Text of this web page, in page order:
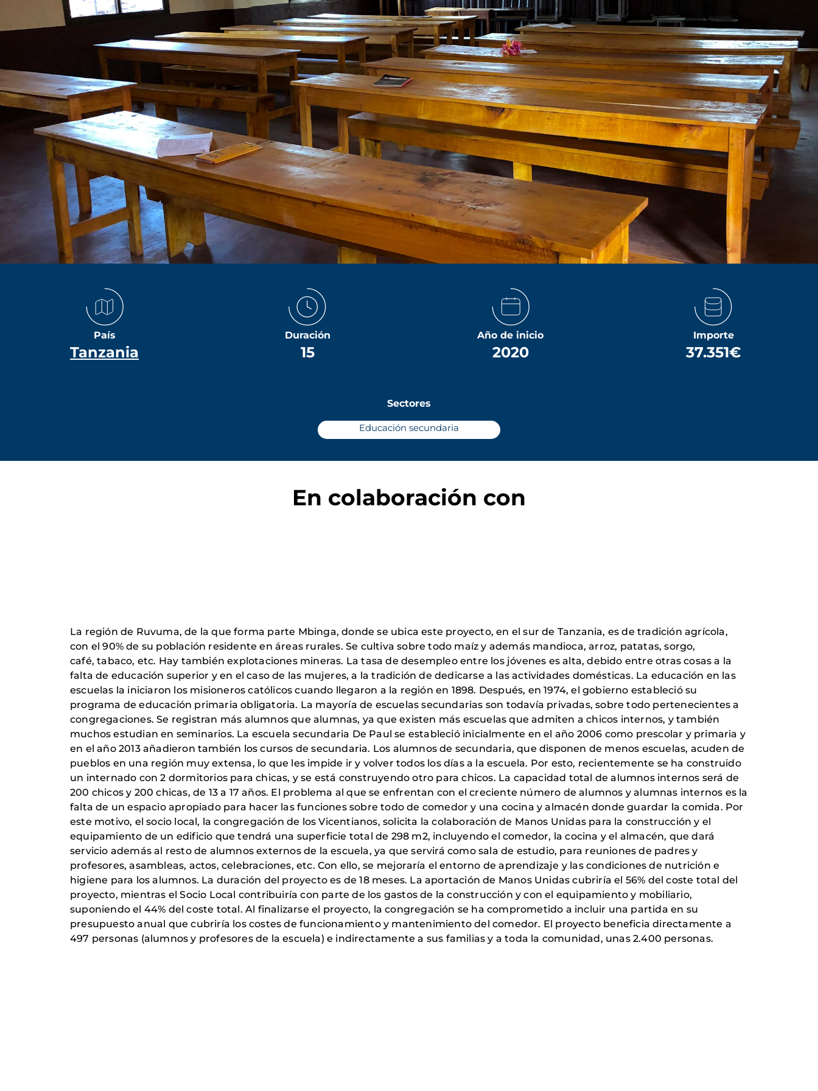
País
Tanzania
Duración
15
Año de inicio
2020
Importe
37.351€
Sectores
Educación secundaria
En colaboración con
La región de Ruvuma, de la que forma parte Mbinga, donde se ubica este proyecto, en el sur de Tanzania, es de tradición agrícola,
con el 90% de su población residente en áreas rurales. Se cultiva sobre todo maíz y además mandioca, arroz, patatas, sorgo,
café, tabaco, etc. Hay también explotaciones mineras. La tasa de desempleo entre los jóvenes es alta, debido entre otras cosas a la
falta de educación superior y en el caso de las mujeres, a la tradición de dedicarse a las actividades domésticas. La educación en las
escuelas la iniciaron los misioneros católicos cuando llegaron a la región en 1898. Después, en 1974, el gobierno estableció su
programa de educación primaria obligatoria. La mayoría de escuelas secundarias son todavía privadas, sobre todo pertenecientes a
congregaciones. Se registran más alumnos que alumnas, ya que existen más escuelas que admiten a chicos internos, y también
muchos estudian en seminarios. La escuela secundaria De Paul se estableció inicialmente en el año 2006 como prescolar y primaria y
en el año 2013 añadieron también los cursos de secundaria. Los alumnos de secundaria, que disponen de menos escuelas, acuden de
pueblos en una región muy extensa, lo que les impide ir y volver todos los días a la escuela. Por esto, recientemente se ha construido
un internado con 2 dormitorios para chicas, y se está construyendo otro para chicos. La capacidad total de alumnos internos será de
200 chicos y 200 chicas, de 13 a 17 años. El problema al que se enfrentan con el creciente número de alumnos y alumnas internos es la
falta de un espacio apropiado para hacer las funciones sobre todo de comedor y una cocina y almacén donde guardar la comida. Por
este motivo, el socio local, la congregación de los Vicentianos, solicita la colaboración de Manos Unidas para la construcción y el
equipamiento de un edificio que tendrá una superficie total de 298 m2, incluyendo el comedor, la cocina y el almacén, que dará
servicio además al resto de alumnos externos de la escuela, ya que servirá como sala de estudio, para reuniones de padres y
profesores, asambleas, actos, celebraciones, etc. Con ello, se mejoraría el entorno de aprendizaje y las condiciones de nutrición e
higiene para los alumnos. La duración del proyecto es de 18 meses. La aportación de Manos Unidas cubriría el 56% del coste total del
proyecto, mientras el Socio Local contribuiría con parte de los gastos de la construcción y con el equipamiento y mobiliario,
suponiendo el 44% del coste total. Al finalizarse el proyecto, la congregación se ha comprometido a incluir una partida en su
presupuesto anual que cubriría los costes de funcionamiento y mantenimiento del comedor. El proyecto beneficia directamente a
497 personas (alumnos y profesores de la escuela) e indirectamente a sus familias y a toda la comunidad, unas 2.400 personas.